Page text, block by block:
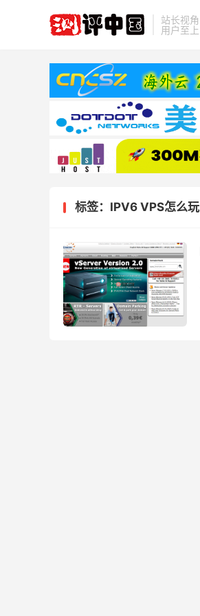
站长视角
用户至上
标签：IPV6 VPS怎么玩